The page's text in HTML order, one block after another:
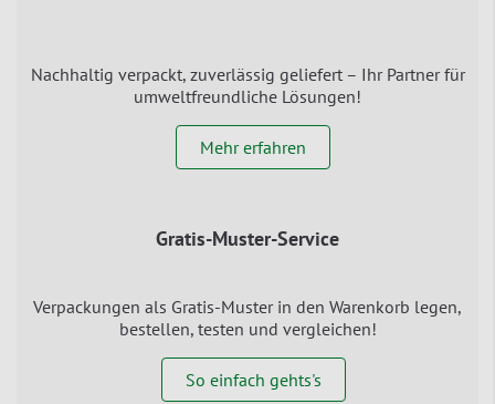
Nachhaltig verpackt, zuverlässig geliefert – Ihr Partner für
umweltfreundliche Lösungen!
Mehr erfahren
Gratis-Muster-Service
Verpackungen als Gratis-Muster in den Warenkorb legen,
bestellen, testen und vergleichen!
So einfach gehts's